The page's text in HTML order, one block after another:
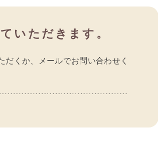
いただきます。
くか、メールでお問い合わせく